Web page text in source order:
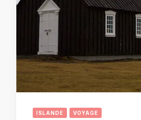
ISLANDE VOYAGE